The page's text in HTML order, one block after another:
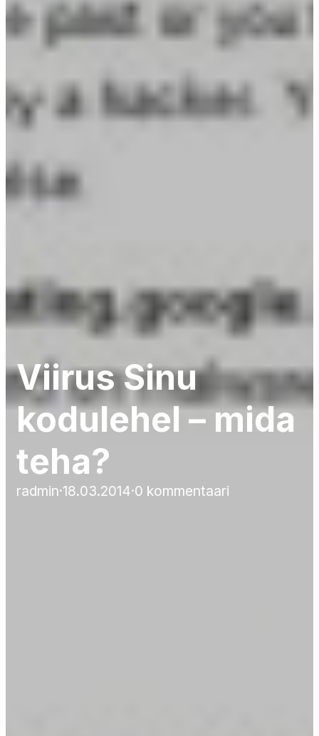
Viirus Sinu
kodulehel – mida
teha?
radmin·18.03.2014·0 kommentaari